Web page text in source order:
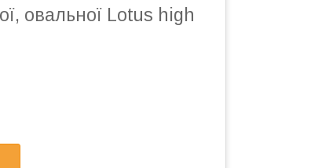
овальної Lotus high